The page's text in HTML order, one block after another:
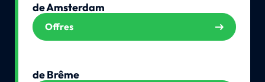
de Amsterdam
Offres
de Brême